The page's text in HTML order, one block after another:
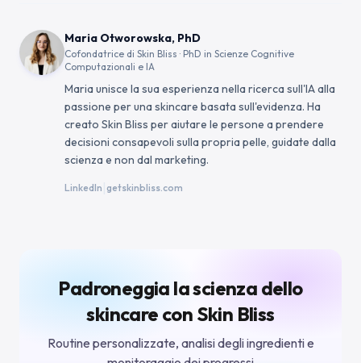
Maria Otworowska, PhD
Cofondatrice di Skin Bliss · PhD in Scienze Cognitive
Computazionali e IA
Maria unisce la sua esperienza nella ricerca sull'IA alla
passione per una skincare basata sull'evidenza. Ha
creato Skin Bliss per aiutare le persone a prendere
decisioni consapevoli sulla propria pelle, guidate dalla
scienza e non dal marketing.
LinkedIn getskinbliss.com
Padroneggia la scienza dello
skincare con Skin Bliss
Routine personalizzate, analisi degli ingredienti e